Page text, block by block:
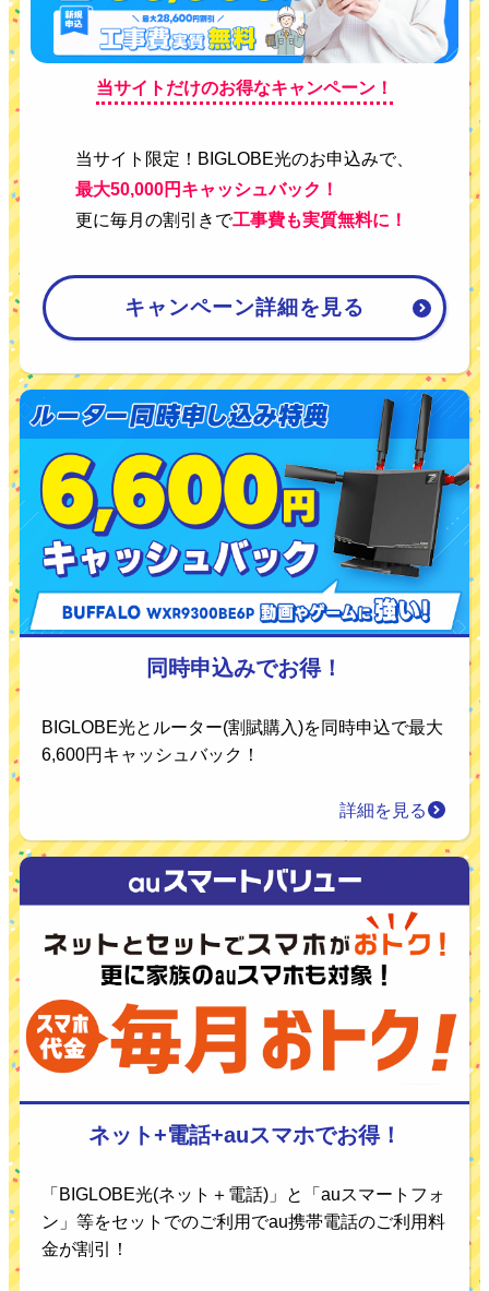
当サイトだけのお得なキャンペーン！
当サイト限定！BIGLOBE光のお申込みで、
最大50,000円キャッシュバック！
更に毎月の割引きで工事費も実質無料に！
キャンペーン詳細を見る
同時申込みでお得！
BIGLOBE光とルーター(割賦購入)を同時申込で最大
6,600円キャッシュバック！
詳細を見る
ネット+電話+auスマホでお得！
「BIGLOBE光(ネット＋電話)」と「auスマートフォ
ン」等をセットでのご利用でau携帯電話のご利用料
金が割引！